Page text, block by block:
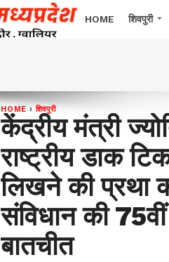
HOME शिवपुरी
HOME ›शिवपुरी
केंद्रीय मंत्री
राष्ट्रीय डाक
लिखने की प्रथा
संविधान की
बातचीत